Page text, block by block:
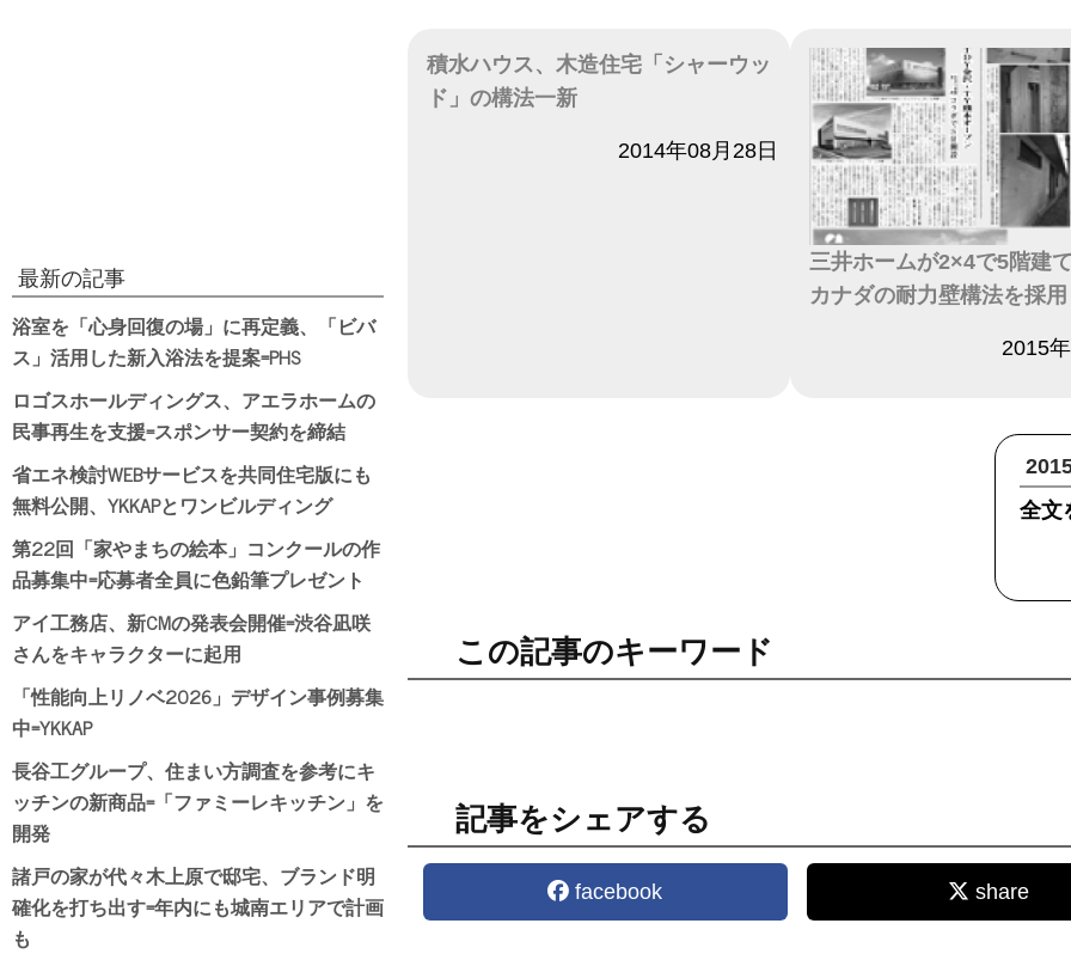
積水ハウス、木造住宅「シャーウッ
ド」の構法一新
2014年08月28日
三井ホームが2×4で5階建
カナダの耐力壁構法を採用
2015
全文
この記事のキーワード
記事をシェアする
facebook share
最新の記事
浴室を「心身回復の場」に再定義、「ビバ
ス」活用した新入浴法を提案=PHS
ロゴスホールディングス、アエラホームの
民事再生を支援=スポンサー契約を締結
省エネ検討WEBサービスを共同住宅版にも
無料公開、YKKAPとワンビルディング
第22回「家やまちの絵本」コンクールの作
品募集中=応募者全員に色鉛筆プレゼント
アイ工務店、新CMの発表会開催=渋谷凪咲
さんをキャラクターに起用
「性能向上リノベ2026」デザイン事例募集
中=YKKAP
長谷工グループ、住まい方調査を参考にキ
ッチンの新商品=「ファミーレキッチン」を
開発
諸戸の家が代々木上原で邸宅、ブランド明
確化を打ち出す=年内にも城南エリアで計画
も